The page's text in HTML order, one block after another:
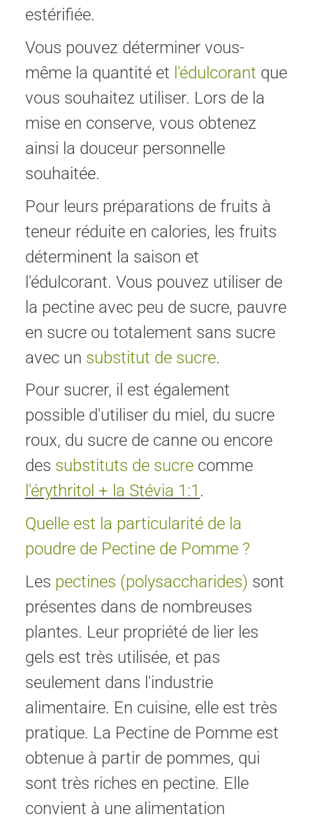
estérifiée.
Vous pouvez déterminer vous-
même la quantité et l'édulcorant que
vous souhaitez utiliser. Lors de la
mise en conserve, vous obtenez
ainsi la douceur personnelle
souhaitée.
Pour leurs préparations de fruits à
teneur réduite en calories, les fruits
déterminent la saison et
l'édulcorant. Vous pouvez utiliser de
la pectine avec peu de sucre, pauvre
en sucre ou totalement sans sucre
avec un substitut de sucre.
Pour sucrer, il est également
possible d'utiliser du miel, du sucre
roux, du sucre de canne ou encore
des substituts de sucre comme
l'érythritol + la Stévia 1:1 .
Quelle est la particularité de la
poudre de Pectine de Pomme ?
Les pectines (polysaccharides) sont
présentes dans de nombreuses
plantes. Leur propriété de lier les
gels est très utilisée, et pas
seulement dans l'industrie
alimentaire. En cuisine, elle est très
pratique. La Pectine de Pomme est
obtenue à partir de pommes, qui
sont très riches en pectine. Elle
convient à une alimentation